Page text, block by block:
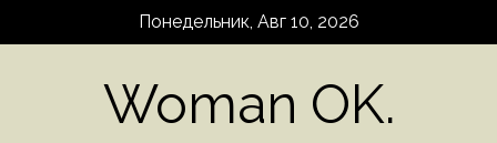
Понедельник, Авг 10, 2026
Woman OK.